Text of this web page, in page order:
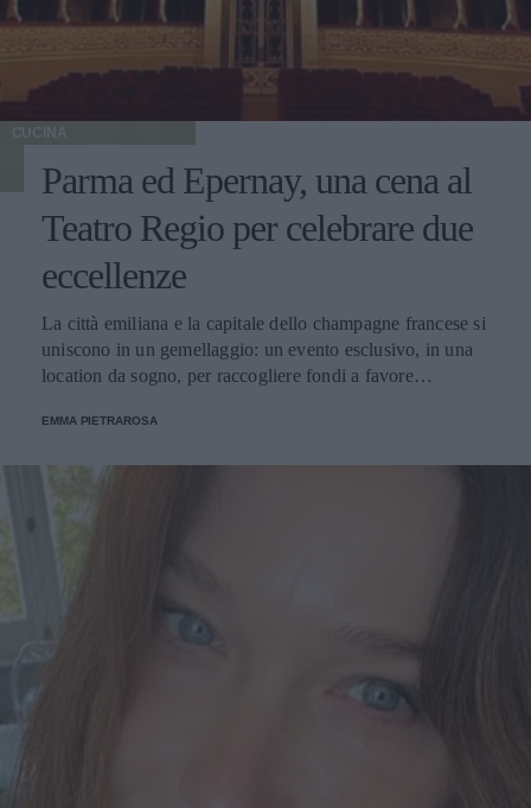
CUCINA
Parma ed Epernay, una cena al
Teatro Regio per celebrare due
eccellenze
La città emiliana e la capitale dello champagne francese si
uniscono in un gemellaggio: un evento esclusivo, in una
location da sogno, per raccogliere fondi a favore
EMMA PIETRAROSA